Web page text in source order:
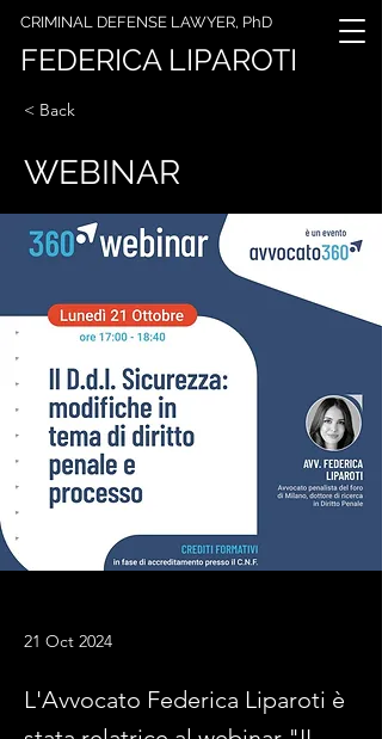
FEDERICA LIPAROTI
CRIMINAL DEFENSE LAWYER, PhD
< Back
WEBINAR
21 Oct 2024
L'Avvocato Federica Liparoti è